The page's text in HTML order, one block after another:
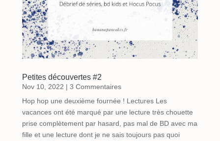
Petites découvertes #2
Nov 10, 2022 | 3 Commentaires
Hop hop une deuxième fournée ! Lectures Les
vacances ont été marqué par une lecture très chouette
prise complètement par hasard, pas mal de BD avec ma
fille et une lecture dont je ne sais toujours pas quoi